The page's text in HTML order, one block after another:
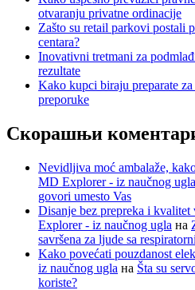
otvaranju privatne ordinacije
Zašto su retail parkovi postali
centara?
Inovativni tretmani za
rezultate
Kako kupci biraju preparate
preporuke
Скорашњи
Nevidljiva moć ambalaže,
MD Explorer - iz naučnog ugla
govori umesto Vas
Disanje bez prepreka i
Explorer - iz naučnog ugla на
savršena za ljude sa
Kako povećati pouzdanost
iz naučnog ugla на Šta su
koriste?